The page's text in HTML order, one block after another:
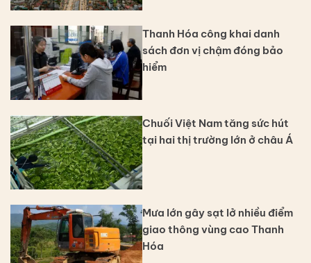
Thanh Hóa công khai danh
sách đơn vị chậm đóng bảo
hiểm
Chuối Việt Nam tăng sức hút
tại hai thị trường lớn ở châu Á
Mưa lớn gây sạt lở nhiều điểm
giao thông vùng cao Thanh
Hóa